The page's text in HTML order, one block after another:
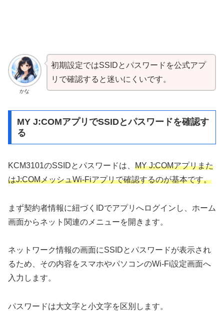
かな
初期設定ではSSIDとパスワードを公式アプ
リで確認すると迷いにくいです。
MY J:COMアプリでSSIDとパスワードを確認す
る
KCM3101のSSIDとパスワードは、 MY J:COMアプリまた
はJ:COMメッシュWi-Fiアプリで確認するのが基本です。
まず契約者情報に紐づくIDでアプリへログインし、ホーム
画面からネット関連のメニューを開きます。
ネットワーク情報の画面にSSIDとパスワードが表示され
るため、その内容をスマホやパソコンのWi-Fi設定画面へ
入力します。
パスワードは大文字と小文字を区別します。